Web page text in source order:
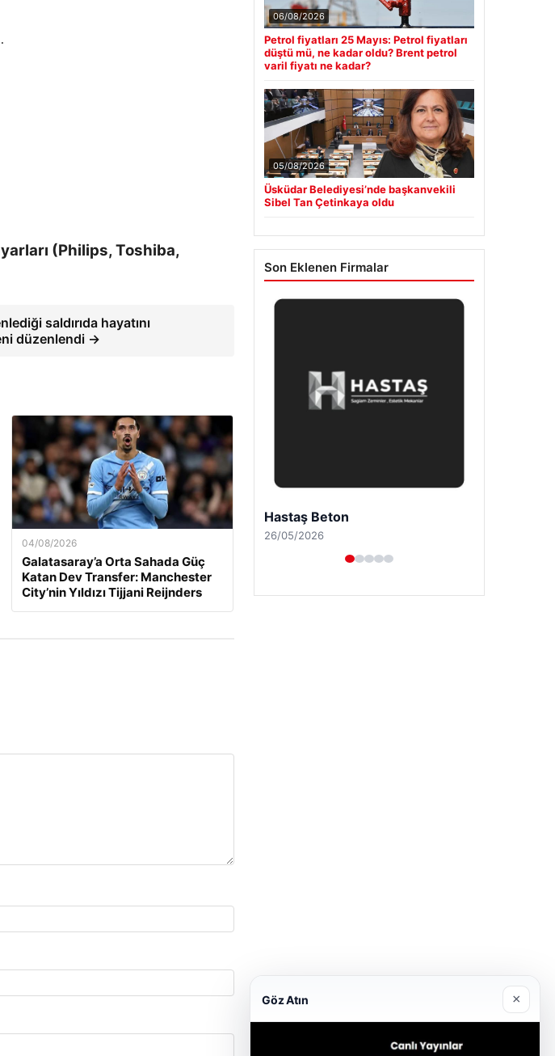
(Philips, Toshiba,
saldırıda hayatını
düzenlendi →
04/08/2026
Galatasaray’a Orta Sahada Güç
Katan Dev Transfer: Manchester
City’nin Yıldızı Tijjani Reijnders
06/08/2026
Petrol fiyatları 25 Mayıs: Petrol fiyatları
düştü mü, ne kadar oldu? Brent petrol
varil fiyatı ne kadar?
05/08/2026
Üsküdar Belediyesi’nde başkanvekili
Sibel Tan Çetinkaya oldu
Son Eklenen Firmalar
Enes Kaplan Avukatlık Bürosu
28/04/2026
Göz Atın ×